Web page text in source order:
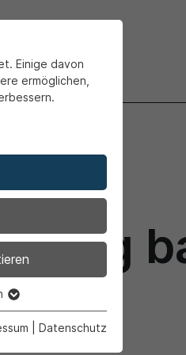
Einige davon
ermöglichen,
der
Datenschutz